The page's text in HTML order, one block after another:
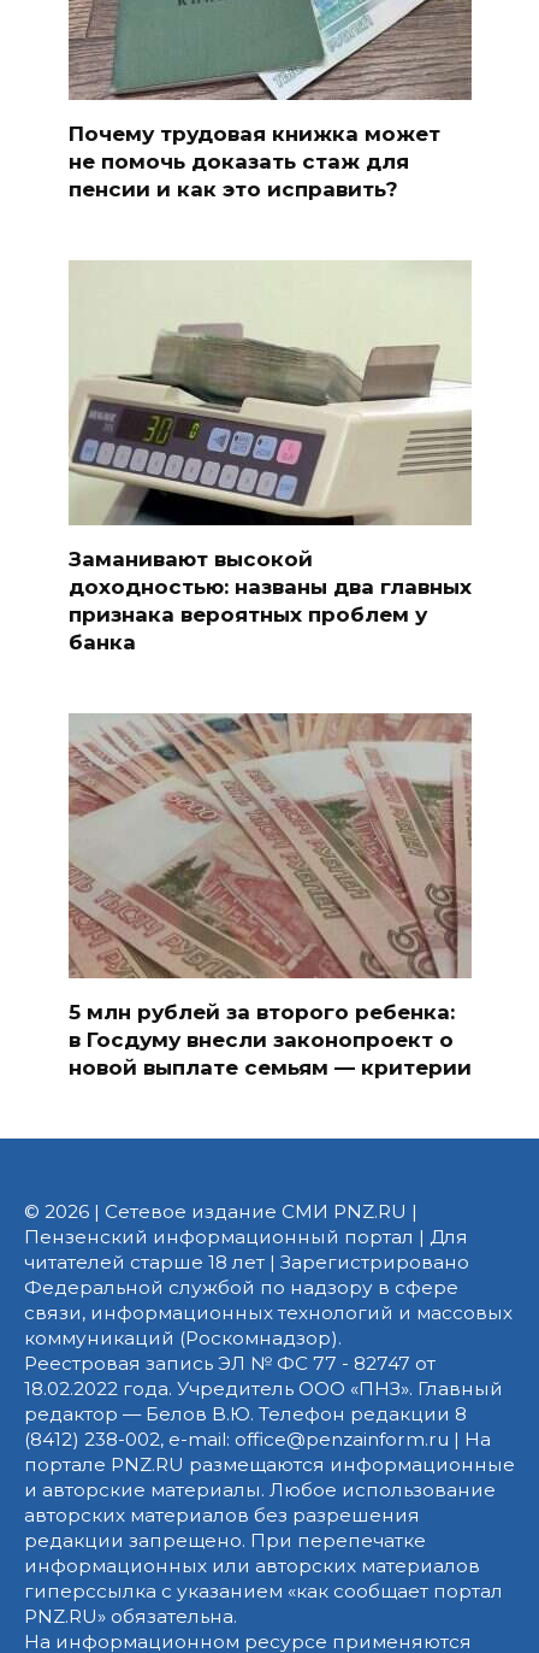
Почему трудовая книжка может
не помочь доказать стаж для
пенсии и как это исправить?
Заманивают высокой
доходностью: названы два главных
признака вероятных проблем у
банка
5 млн рублей за второго ребенка:
в Госдуму внесли законопроект о
новой выплате семьям — критерии
© 2026 | Сетевое издание СМИ PNZ.RU |
Пензенский информационный портал | Для
читателей старше 18 лет | Зарегистрировано
Федеральной службой по надзору в сфере
связи, информационных технологий и массовых
коммуникаций (Роскомнадзор).
Реестровая запись ЭЛ № ФС 77 - 82747 от
18.02.2022 года. Учредитель ООО «ПНЗ». Главный
редактор — Белов В.Ю. Телефон редакции 8
(8412) 238-002, e-mail: office@penzainform.ru | На
портале PNZ.RU размещаются информационные
и авторские материалы. Любое использование
авторских материалов без разрешения
редакции запрещено. При перепечатке
информационных или авторских материалов
гиперссылка с указанием «как сообщает портал
PNZ.RU» обязательна.
На информационном ресурсе применяются